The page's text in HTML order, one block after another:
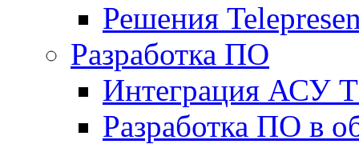
Решения
Разработка ПО
Интеграция АСУ
Разработка ПО в